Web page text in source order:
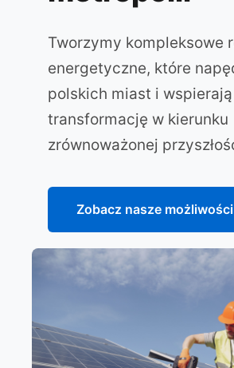
Tworzymy kompleksowe
energetyczne, które
polskich miast i wspierają
transformację w kierunku
zrównoważonej
Zobacz nasze możliwości